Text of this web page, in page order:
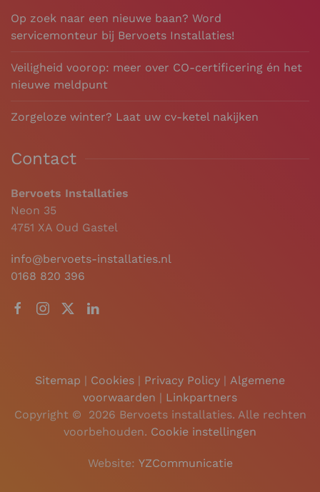
Op zoek naar een nieuwe baan? Word
servicemonteur bij Bervoets Installaties!
Veiligheid voorop: meer over CO-certificering én het
nieuwe meldpunt
Zorgeloze winter? Laat uw cv-ketel nakijken
Contact
Bervoets Installaties
Neon 35
4751 XA Oud Gastel
info@bervoets-installaties.nl
0168 820 396
Sitemap | Cookies | Privacy Policy | Algemene
voorwaarden | Linkpartners
Copyright ©
2026 Bervoets installaties. Alle rechten
voorbehouden. Cookie instellingen
Website: YZCommunicatie